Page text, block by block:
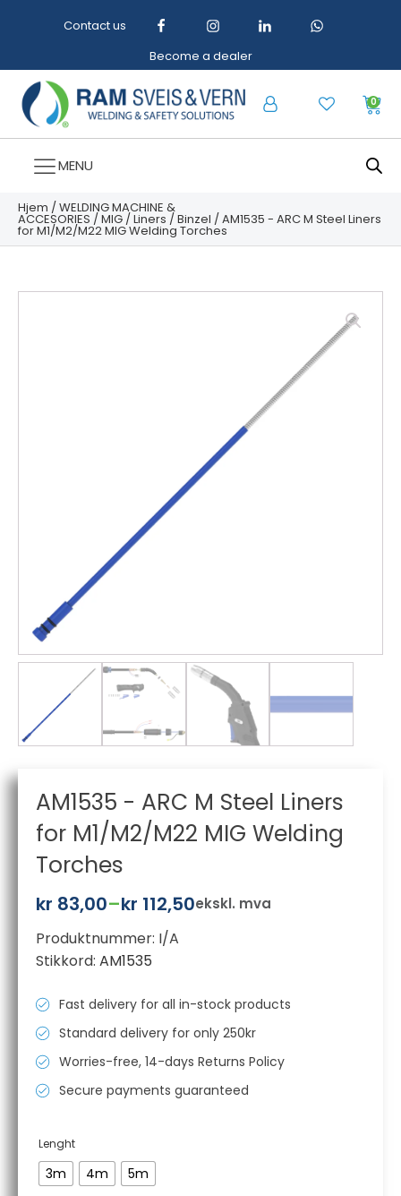
Contact us
Become a dealer
0
MENU
Hjem /WELDING MACHINE &
ACCESORIES /MIG /Liners /Binzel / AM1535 - ARC M Steel Liners
for M1/M2/M22 MIG Welding Torches
AM1535 - ARC M Steel Liners
for M1/M2/M22 MIG Welding
Torches
kr 83,00–kr 112,50
Prisområde:
kr 83,00
til
kr 112,50
ekskl. mva
Produktnummer: I/A
Stikkord: AM1535
Fast delivery for all in-stock products
Standard delivery for only 250kr
Worries-free, 14-days Returns Policy
Secure payments guaranteed
Lenght
3m 4m 5m